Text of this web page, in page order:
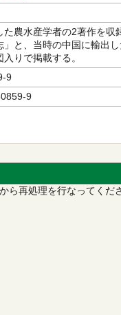
た農水産学者の2著作を
」と、当時の中国に輸出
りで掲載する。
9
9
ら再処理を行なってくだ